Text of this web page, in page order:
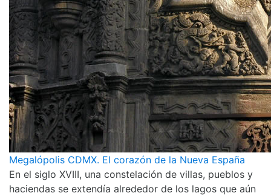
Megalópolis CDMX. El corazón de la Nueva España
En el siglo XVIII, una constelación de villas, pueblos y
haciendas se extendía alrededor de los lagos que aún